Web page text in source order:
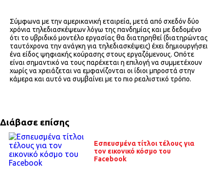
Σύμφωνα με την αμερικανική εταιρεία, μετά από σχεδόν δύο
χρόνια τηλεδιασκέψεων λόγω της πανδημίας και με δεδομένο
ότι το υβριδικό μοντέλο εργασίας θα διατηρηθεί (διατηρώντας
ταυτόχρονα την ανάγκη για τηλεδιασκέψεις) έχει δημιουργήσει
ένα είδος ψηφιακής κούρασης στους εργαζόμενους. Οπότε
είναι σημαντικό να τους παρέχεται η επιλογή να συμμετέχουν
χωρίς να χρειάζεται να εμφανίζονται οι ίδιοι μπροστά στην
κάμερα και αυτό να συμβαίνει με το πιο ρεαλιστικό τρόπο.
Διάβασε επίσης
Εσπευσμένα τίτλοι τέλους για
τον εικονικό κόσμο του
Facebook